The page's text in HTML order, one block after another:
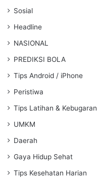
Sosial
Headline
NASIONAL
PREDIKSI BOLA
Tips Android / iPhone
Peristiwa
Tips Latihan & Kebugaran
UMKM
Daerah
Gaya Hidup Sehat
Tips Kesehatan Harian